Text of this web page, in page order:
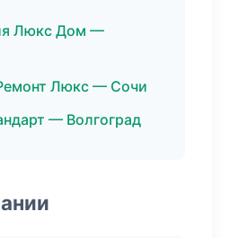
Люкс Дом —
Люкс — Сочи
— Волгоград